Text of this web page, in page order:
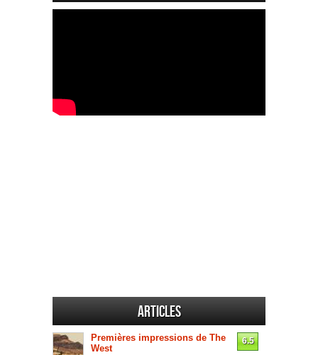
Articles
Premières impressions de The
West
6.5